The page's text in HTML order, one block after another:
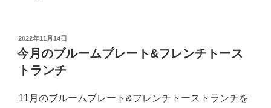
投
稿
日:
2022年11月14日
今月のブルームプレート&フレンチトース
トランチ
11月のブルームプレート&フレンチトーストランチを